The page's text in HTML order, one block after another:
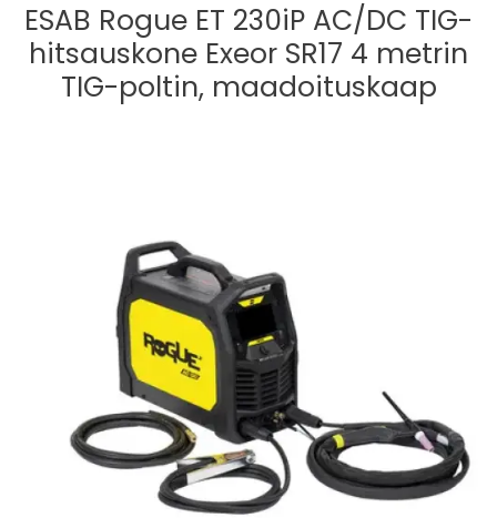
ESAB Rogue ET 230iP AC/DC TIG-
hitsauskone Exeor SR17 4 metrin
TIG-poltin, maadoituskaap